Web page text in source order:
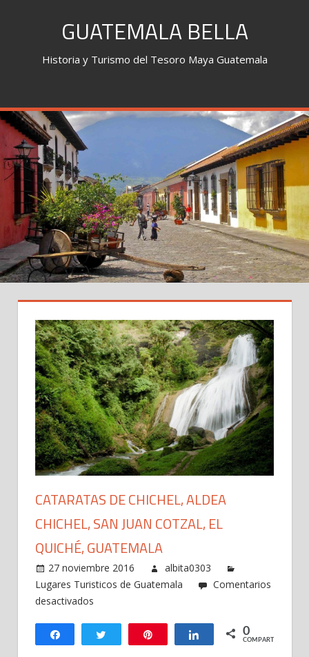
GUATEMALA BELLA
Historia y Turismo del Tesoro Maya Guatemala
CATARATAS DE CHICHEL, ALDEA
CHICHEL, SAN JUAN COTZAL, EL
QUICHÉ, GUATEMALA
27 noviembre 2016
albita0303
Lugares Turisticos de Guatemala
Comentarios
desactivados
de
Chichel,
Compartir Twittear Compartir
0
COMPARTIR